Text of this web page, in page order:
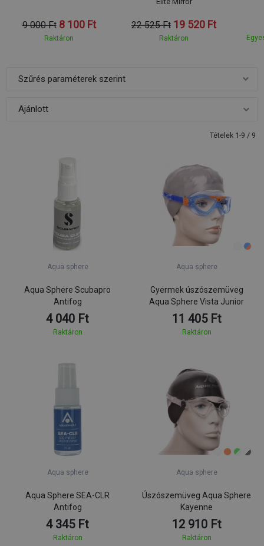
9 000 Ft 8 100 Ft
Raktáron
22 525 Ft 19 520 Ft
Raktáron
Szűrés paraméterek szerint
Tételek 1-9 / 9
Aqua sphere
Aqua Sphere Scubapro
Antifog
4 040 Ft
Raktáron
Aqua sphere
Gyermek úszószemüveg
Aqua Sphere Vista Junior
11 405 Ft
Raktáron
Aqua sphere
Aqua Sphere SEA-CLR
Antifog
4 345 Ft
Raktáron
Aqua sphere
Úszószemüveg Aqua Sphere
Kayenne
12 910 Ft
Raktáron